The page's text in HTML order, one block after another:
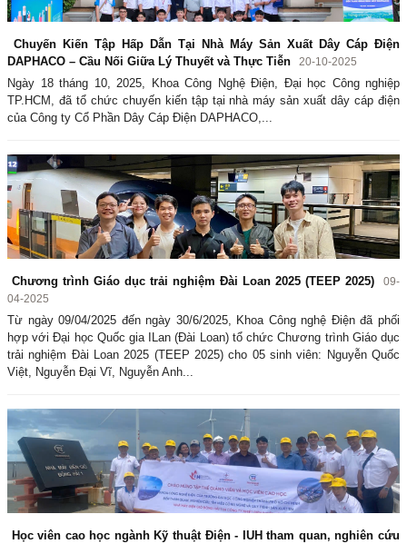
Chuyến Kiến Tập Hấp Dẫn Tại Nhà Máy Sản Xuất Dây Cáp Điện
DAPHACO – Cầu Nối Giữa Lý Thuyết và Thực Tiễn
20-10-2025
Ngày 18 tháng 10, 2025, Khoa Công Nghệ Điện, Đại học Công nghiệp
TP.HCM, đã tổ chức chuyến kiến tập tại nhà máy sản xuất dây cáp điện
của Công ty Cổ Phần Dây Cáp Điện DAPHACO,...
Chương trình Giáo dục trải nghiệm Đài Loan 2025 (TEEP 2025)
09-
04-2025
Từ ngày 09/04/2025 đến ngày 30/6/2025, Khoa Công nghệ Điện đã phối
hợp với Đại học Quốc gia ILan (Đài Loan) tổ chức Chương trình Giáo dục
trải nghiệm Đài Loan 2025 (TEEP 2025) cho 05 sinh viên: Nguyễn Quốc
Việt, Nguyễn Đại Vĩ, Nguyễn Anh...
Học viên cao học ngành Kỹ thuật Điện - IUH tham quan, nghiên cứu